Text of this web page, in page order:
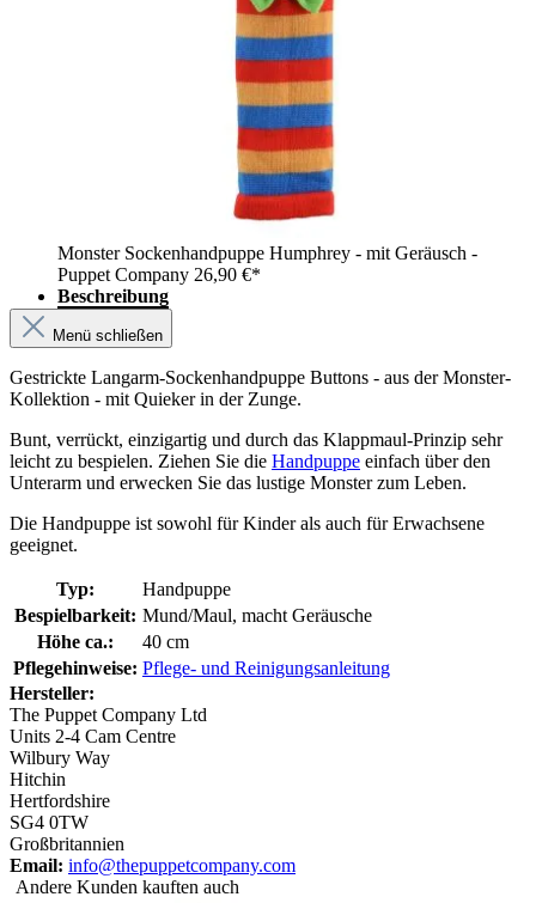
Monster Sockenhandpuppe Humphrey - mit Geräusch -
Puppet Company 26,90 €*
Beschreibung
Menü schließen
Gestrickte Langarm-Sockenhandpuppe Buttons - aus der Monster-
Kollektion - mit Quieker in der Zunge.
Bunt, verrückt, einzigartig und durch das Klappmaul-Prinzip sehr
leicht zu bespielen. Ziehen Sie die Handpuppe einfach über den
Unterarm und erwecken Sie das lustige Monster zum Leben.
Die Handpuppe ist sowohl für Kinder als auch für Erwachsene
geeignet.
Typ:
Handpuppe
Bespielbarkeit: Mund/Maul, macht Geräusche
Höhe ca.:
40 cm
Pflegehinweise: Pflege- und Reinigungsanleitung
Hersteller:
The Puppet Company Ltd
Units 2-4 Cam Centre
Wilbury Way
Hitchin
Hertfordshire
SG4 0TW
Großbritannien
Email: info@thepuppetcompany.com
Andere Kunden kauften auch